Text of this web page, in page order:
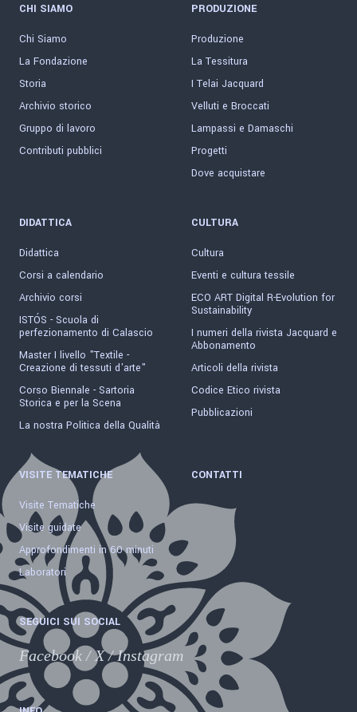
CHI SIAMO
Chi Siamo
La Fondazione
Storia
Archivio storico
Gruppo di lavoro
Contributi pubblici
PRODUZIONE
Produzione
La Tessitura
I Telai Jacquard
Velluti e Broccati
Lampassi e Damaschi
Progetti
Dove acquistare
DIDATTICA
Didattica
Corsi a calendario
Archivio corsi
ISTÓS - Scuola di
perfezionamento di Calascio
Master I livello "Textile -
Creazione di tessuti d'arte"
Corso Biennale - Sartoria
Storica e per la Scena
La nostra Politica della Qualità
CULTURA
Cultura
Eventi e cultura tessile
ECO ART Digital R-Evolution for
Sustainability
I numeri della rivista Jacquard e
Abbonamento
Articoli della rivista
Codice Etico rivista
Pubblicazioni
VISITE TEMATICHE
Visite Tematiche
Visite guidate
Approfondimenti in 60 minuti
Laboratori
CONTATTI
SEGUICI SUI SOCIAL
Facebook /X/Instagram